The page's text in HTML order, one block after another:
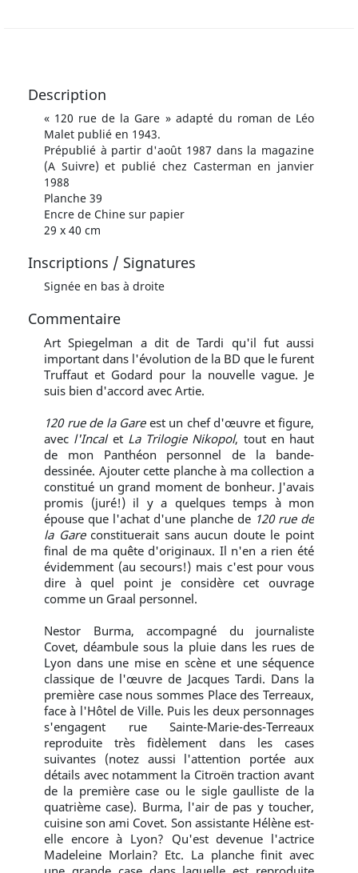
Description
« 120 rue de la Gare » adapté du roman de Léo
Malet publié en 1943.
Prépublié à partir d'août 1987 dans la magazine
(A Suivre) et publié chez Casterman en janvier
1988
Planche 39
Encre de Chine sur papier
29 x 40 cm
Inscriptions / Signatures
Signée en bas à droite
Commentaire
Art Spiegelman a dit de Tardi qu'il fut aussi
important dans l'évolution de la BD que le furent
Truffaut et Godard pour la nouvelle vague. Je
suis bien d'accord avec Artie.
120 rue de la Gareest un chef d'œuvre et figure,
avec l'Incalet La Trilogie Nikopol, tout en haut
de mon Panthéon personnel de la bande-
dessinée. Ajouter cette planche à ma collection a
constitué un grand moment de bonheur. J'avais
promis (juré!) il y a quelques temps à mon
épouse que l'achat d'une planche de 120 rue de
la Gareconstituerait sans aucun doute le point
final de ma quête d'originaux. Il n'en a rien été
évidemment (au secours!) mais c'est pour vous
dire à quel point je considère cet ouvrage
comme un Graal personnel.
Nestor Burma, accompagné du journaliste
Covet, déambule sous la pluie dans les rues de
Lyon dans une mise en scène et une séquence
classique de l'œuvre de Jacques Tardi. Dans la
première case nous sommes Place des Terreaux,
face à l'Hôtel de Ville. Puis les deux personnages
s'engagent rue Sainte-Marie-des-Terreaux
reproduite très fidèlement dans les cases
suivantes (notez aussi l'attention portée aux
détails avec notamment la Citroën traction avant
de la première case ou le sigle gaulliste de la
quatrième case). Burma, l'air de pas y toucher,
cuisine son ami Covet. Son assistante Hélène est-
elle encore à Lyon? Qu'est devenue l'actrice
Madeleine Morlain? Etc. La planche finit avec